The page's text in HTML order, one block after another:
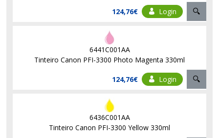
124,76€ Login
6441C001AA
Tinteiro Canon PFI-3300 Photo Magenta 330ml
124,76€ Login
6436C001AA
Tinteiro Canon PFI-3300 Yellow 330ml